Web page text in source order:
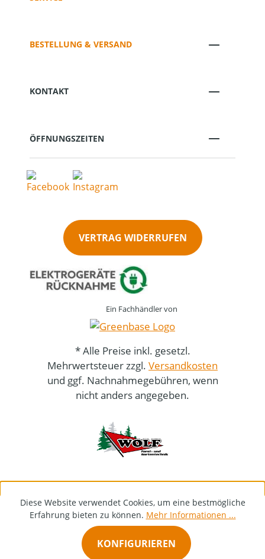
BESTELLUNG & VERSAND
KONTAKT
ÖFFNUNGSZEITEN
VERTRAG WIDERRUFEN
Ein Fachhändler von
* Alle Preise inkl. gesetzl.
Mehrwertsteuer zzgl. Versandkosten
und ggf. Nachnahmegebühren, wenn
nicht anders angegeben.
Diese Website verwendet Cookies, um eine bestmögliche
Erfahrung bieten zu können. Mehr Informationen ...
KONFIGURIEREN